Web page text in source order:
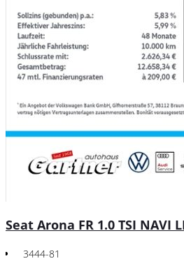
Seat Arona FR 1.0 TSI NAVI
3444-81